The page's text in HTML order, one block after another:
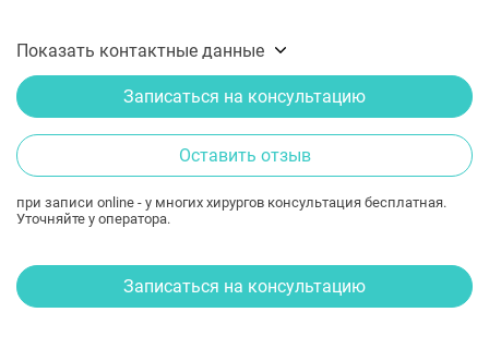
Показать контактные данные
Записаться на консультацию
Оставить отзыв
при записи online - у многих хирургов консультация бесплатная.
Уточняйте у оператора.
Записаться на консультацию